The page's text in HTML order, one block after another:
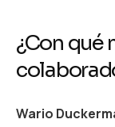
¿Con qué
Wario